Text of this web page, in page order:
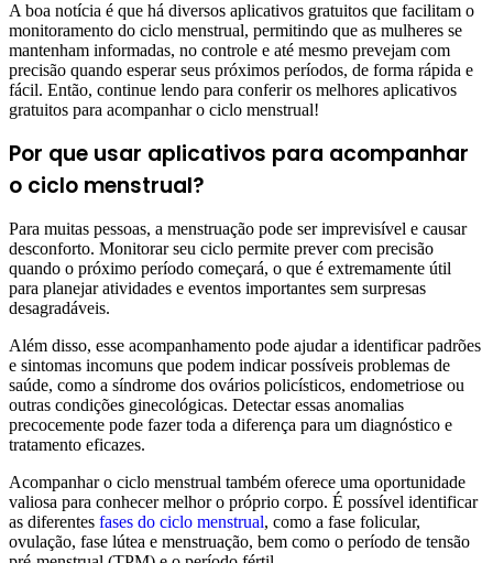
A boa notícia é que há diversos aplicativos gratuitos que facilitam o
monitoramento do ciclo menstrual, permitindo que as mulheres se
mantenham informadas, no controle e até mesmo prevejam com
precisão quando esperar seus próximos períodos, de forma rápida e
fácil. Então, continue lendo para conferir os melhores aplicativos
gratuitos para acompanhar o ciclo menstrual!
Por que usar aplicativos para acompanhar
o ciclo menstrual?
Para muitas pessoas, a menstruação pode ser imprevisível e causar
desconforto. Monitorar seu ciclo permite prever com precisão
quando o próximo período começará, o que é extremamente útil
para planejar atividades e eventos importantes sem surpresas
desagradáveis.
Além disso, esse acompanhamento pode ajudar a identificar padrões
e sintomas incomuns que podem indicar possíveis problemas de
saúde, como a síndrome dos ovários policísticos, endometriose ou
outras condições ginecológicas. Detectar essas anomalias
precocemente pode fazer toda a diferença para um diagnóstico e
tratamento eficazes.
Acompanhar o ciclo menstrual também oferece uma oportunidade
valiosa para conhecer melhor o próprio corpo. É possível identificar
as diferentes fases do ciclo menstrual, como a fase folicular,
ovulação, fase lútea e menstruação, bem como o período de tensão